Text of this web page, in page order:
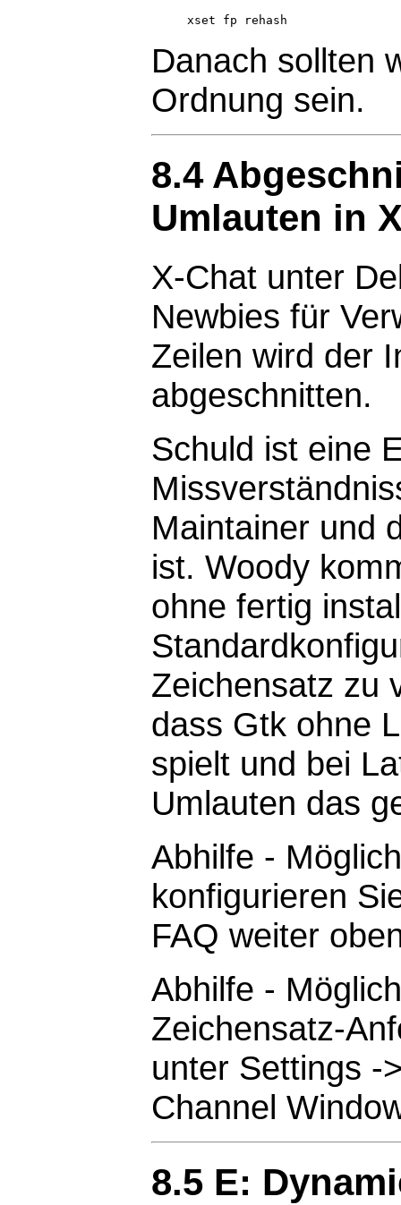
Danach sollten
Ordnung sein.
8.4
Umlauten in
X-Chat unter
Newbies für
Zeilen wird der
abgeschnitten.
Schuld ist eine
Maintainer und
ist. Woody
ohne fertig
Zeichensatz zu
dass Gtk ohne
spielt und bei
Umlauten das
Abhilfe -
konfigurieren
FAQ weiter
Abhilfe -
Zeichensatz-
unter Settings -
Channel
8.5 E: